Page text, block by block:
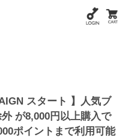
スタート 】人気ブ
が8,000円以上購入で
ポイントまで利用可能